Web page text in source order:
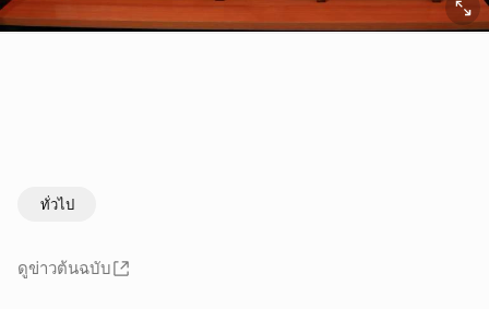
ทั่วไป
ดูข่าวต้นฉบับ